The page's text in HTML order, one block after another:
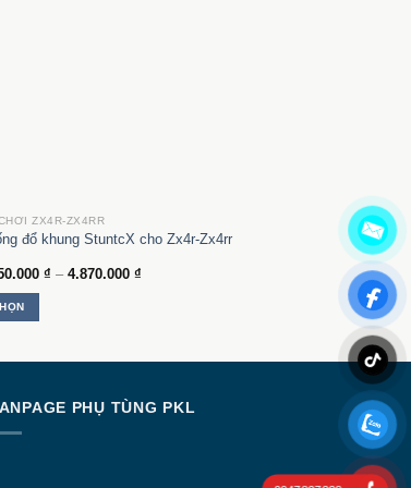
ZX4R-ZX4RR
đổ khung StuntcX cho Zx4r-Zx4rr
₫ – 4.870.000 ₫Khoảng
PHỤ TÙNG PKL